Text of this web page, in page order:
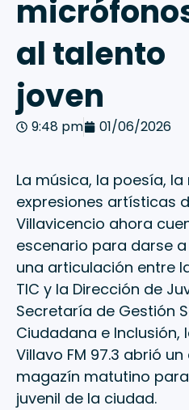
al talento
joven
9:48 pm 01/06/2026
La música, la poesía,
expresiones artísticas
Villavicencio ahora
escenario para darse
una articulación entre
TIC y la Dirección de
Secretaría de Gestión
Ciudadana e Inclusión,
Villavo FM 97.3 abrió
magazín matutino
juvenil de la ciudad.